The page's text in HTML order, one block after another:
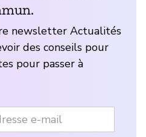
newsletter Actualités
des conseils pour
pour passer à